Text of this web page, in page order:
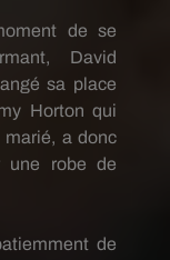
de se
David
sa place
Horton qui
marié, a donc
une robe de
de